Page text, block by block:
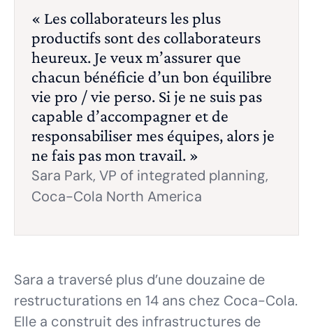
« Les collaborateurs les plus
productifs sont des collaborateurs
heureux. Je veux m’assurer que
chacun bénéficie d’un bon équilibre
vie pro / vie perso. Si je ne suis pas
capable d’accompagner et de
responsabiliser mes équipes, alors je
ne fais pas mon travail. »
Sara Park, VP of integrated planning,
Coca-Cola North America
Sara a traversé plus d’une douzaine de
restructurations en 14 ans chez Coca-Cola.
Elle a construit des infrastructures de